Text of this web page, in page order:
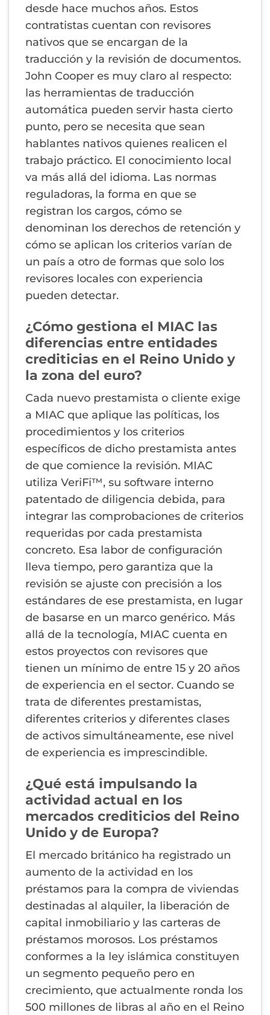
desde hace muchos años. Estos
contratistas cuentan con revisores
nativos que se encargan de la
traducción y la revisión de documentos.
John Cooper es muy claro al respecto:
las herramientas de traducción
automática pueden servir hasta cierto
punto, pero se necesita que sean
hablantes nativos quienes realicen el
trabajo práctico. El conocimiento local
va más allá del idioma. Las normas
reguladoras, la forma en que se
registran los cargos, cómo se
denominan los derechos de retención y
cómo se aplican los criterios varían de
un país a otro de formas que solo los
revisores locales con experiencia
pueden detectar.
¿Cómo gestiona el MIAC las
diferencias entre entidades
crediticias en el Reino Unido y
la zona del euro?
Cada nuevo prestamista o cliente exige
a MIAC que aplique las políticas, los
procedimientos y los criterios
específicos de dicho prestamista antes
de que comience la revisión. MIAC
utiliza VeriFi™, su software interno
patentado de diligencia debida, para
integrar las comprobaciones de criterios
requeridas por cada prestamista
concreto. Esa labor de configuración
lleva tiempo, pero garantiza que la
revisión se ajuste con precisión a los
estándares de ese prestamista, en lugar
de basarse en un marco genérico. Más
allá de la tecnología, MIAC cuenta en
estos proyectos con revisores que
tienen un mínimo de entre 15 y 20 años
de experiencia en el sector. Cuando se
trata de diferentes prestamistas,
diferentes criterios y diferentes clases
de activos simultáneamente, ese nivel
de experiencia es imprescindible.
¿Qué está impulsando la
actividad actual en los
mercados crediticios del Reino
Unido y de Europa?
El mercado británico ha registrado un
aumento de la actividad en los
préstamos para la compra de viviendas
destinadas al alquiler, la liberación de
capital inmobiliario y las carteras de
préstamos morosos. Los préstamos
conformes a la ley islámica constituyen
un segmento pequeño pero en
crecimiento, que actualmente ronda los
500 millones de libras al año en el Reino